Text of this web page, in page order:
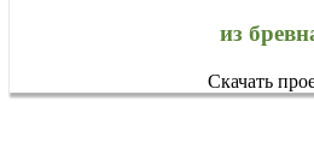
из
Скачать